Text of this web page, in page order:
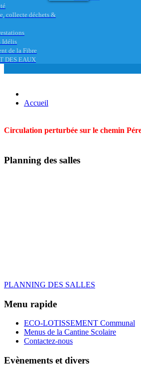
collecte déchets &
Idélis
de la Fibre
DES EAUX
Accueil
Circulation perturbée sur le chemin
Planning des salles
PLANNING DES SALLES
Menu rapide
ECO-LOTISSEMENT Communal
Menus de la Cantine Scolaire
Contactez-nous
Evènements et divers